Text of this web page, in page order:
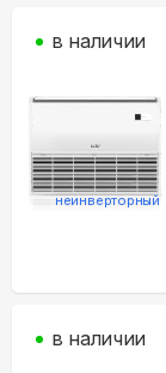
неинверторный
в наличии
в наличии